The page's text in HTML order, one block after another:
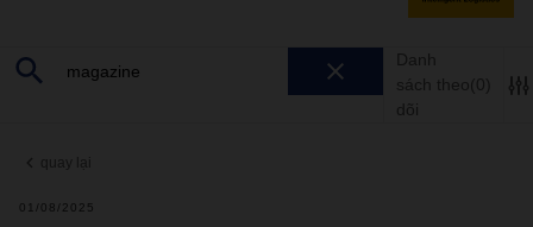
Danh
sách theo
dõi
(0)
quay lại
01/08/2025